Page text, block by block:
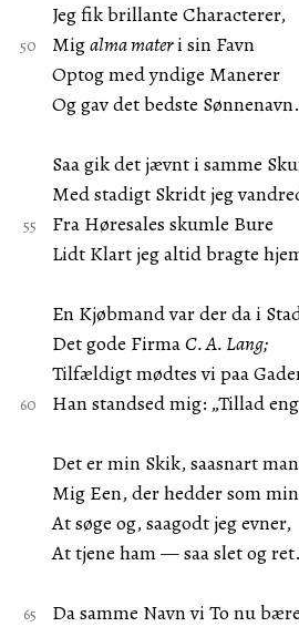
Jeg fik brillante Characterer,
Migalma materi sin Favn
Optog med yndige Manerer
Og gav det bedste Sønnenavn.
Saa gik det jævnt i samme
Med stadigt Skridt jeg
Fra Høresales skumle Bure
Lidt Klart jeg altid bragte
En Kjøbmand var der da i
Det gode FirmaC. A. Lang;
Tilfældigt mødtes vi paa
Han standsed mig: „Tillad
Det er min Skik, saasnart
Mig Een, der hedder som
At søge og, saagodt jeg evner,
At tjene ham — saa slet og ret.
Da samme Navn vi To nu